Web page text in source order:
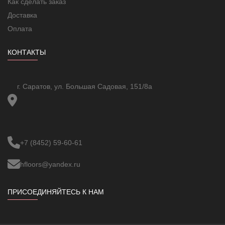
влажностью - подземных и подводных туннелях, шахтах. Этот
кабель устойчив к механическим воздействиям.
Доставка
Оплата
КОНТАКТЫ
г. Саратов, ул. Большая Садовая, 151/8а
+7 (8452) 59-60-61
hfloors@yandex.ru
ПРИСОЕДИНЯЙТЕСЬ К НАМ